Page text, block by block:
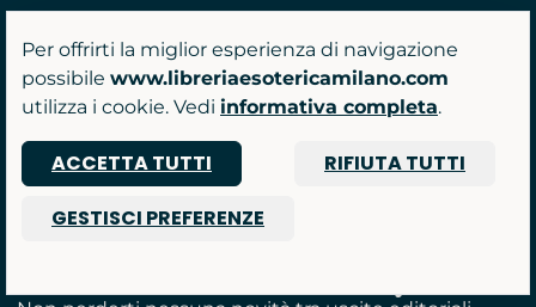
Per offrirti la miglior esperienza di navigazione
possibile www.libreriaesotericamilano.com
utilizza i cookie. Vedi informativa completa.
ACCETTA TUTTI
RIFIUTA TUTTI
GESTISCI PREFERENZE